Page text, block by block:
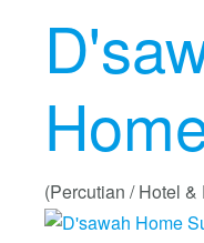
(Percutian / Hotel